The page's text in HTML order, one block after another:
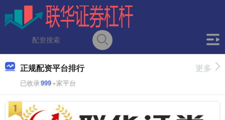
正规配资平台排行
已收录999+家平台
更多